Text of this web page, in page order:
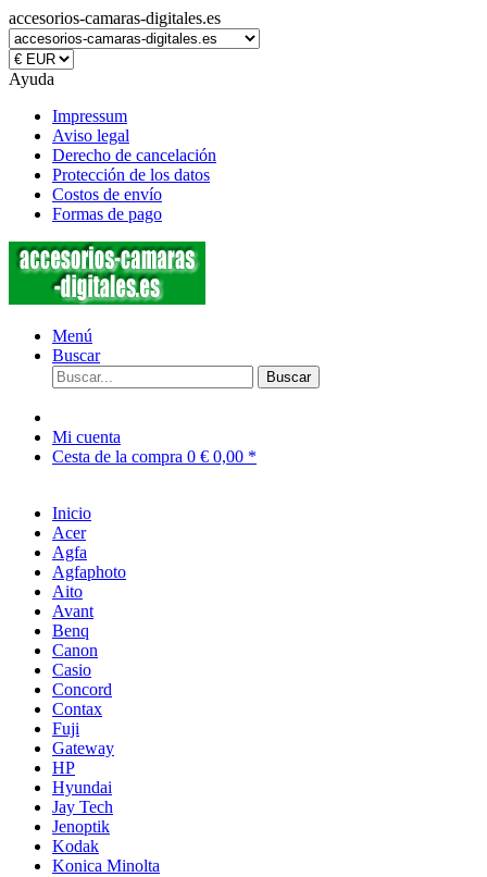
accesorios-camaras-digitales.es
Ayuda
Impressum
Aviso legal
Derecho de cancelación
Protección de los datos
Costos de envío
Formas de pago
Menú
Buscar
Buscar
Mi cuenta
Cesta de la compra 0 € 0,00 *
Inicio
Acer
Agfa
Agfaphoto
Aito
Avant
Benq
Canon
Casio
Concord
Contax
Fuji
Gateway
HP
Hyundai
Jay Tech
Jenoptik
Kodak
Konica Minolta